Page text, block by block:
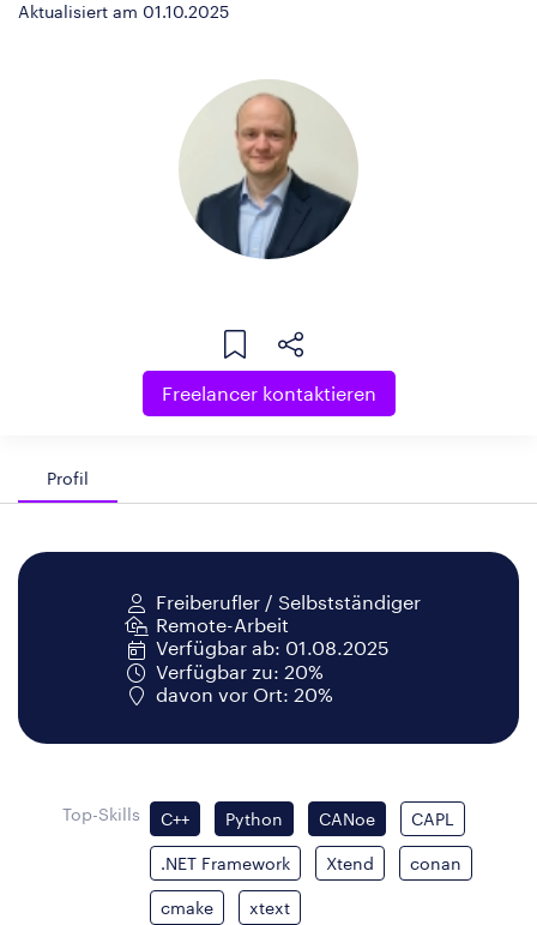
Aktualisiert am 01.10.2025
Freelancer kontaktieren
Profil
Freiberufler / Selbstständiger
Remote-Arbeit
Verfügbar ab: 01.08.2025
Verfügbar zu: 20%
davon vor Ort: 20%
Top-Skills C++ Python CANoe CAPL
.NET Framework Xtend conan
cmake xtext